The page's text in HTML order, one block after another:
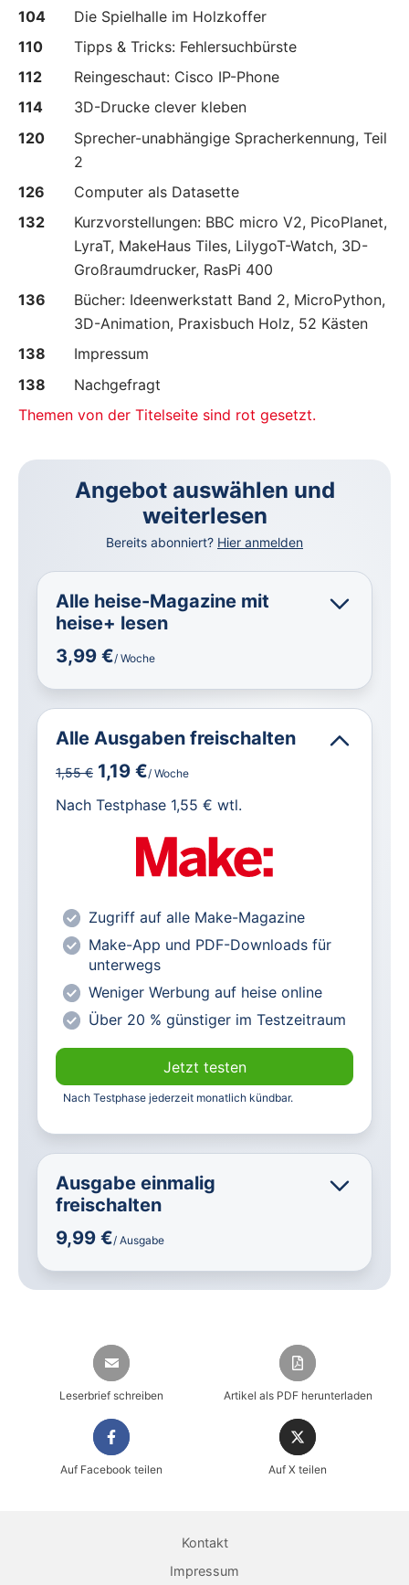
Die Spielhalle im Holzkoffer
104
Tipps & Tricks: Fehlersuchbürste
110
Reingeschaut: Cisco IP-Phone
112
3D-Drucke clever kleben
114
Sprecher-unabhängige Spracherkennung, Teil
2
120
Computer als Datasette
126
Kurzvorstellungen: BBC micro V2, PicoPlanet,
LyraT, MakeHaus Tiles, LilygoT-Watch, 3D-
Großraumdrucker, RasPi 400
132
Bücher: Ideenwerkstatt Band 2, MicroPython,
3D-Animation, Praxisbuch Holz, 52 Kästen
136
Impressum
138
Nachgefragt
138
Themen von der Titelseite sind rot gesetzt.
Angebot auswählen und
weiterlesen
Bereits abonniert? Hier anmelden
Alle heise-Magazine mit
heise+ lesen
3,99 €/ Woche
Alle exklusiven heise+ Artikel frei
heise online mit weniger Werbung
lesen
Vorteilspreis für Magazin-
Abonnenten
Alle Ausgaben freischalten
1,55 € 1,19 €/ Woche
Nach Testphase 1,55 € wtl.
Zugriff auf alle Make-Magazine
Make-App und PDF-Downloads für
unterwegs
Weniger Werbung auf heise online
Über 20 % günstiger im Testzeitraum
Jetzt testen
Nach Testphase jederzeit monatlich kündbar.
Ausgabe einmalig
freischalten
9,99 €/ Ausgabe
Magazin direkt im Browser lesen
Dauerhaft als PDF behalten
Leserbrief schreiben Artikel als PDF herunterladen
Auf Facebook teilen Auf X teilen
Kontakt
Impressum